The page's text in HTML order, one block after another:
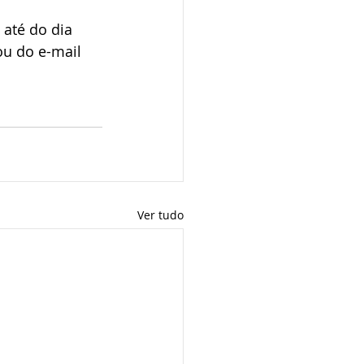
até do dia
do e-mail
Ver tudo